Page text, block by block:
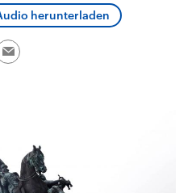
herunterladen
Email